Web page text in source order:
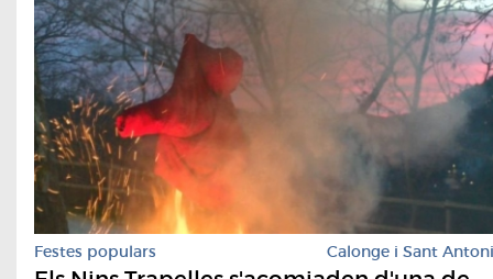
Festes populars Calonge i Sant Antoni